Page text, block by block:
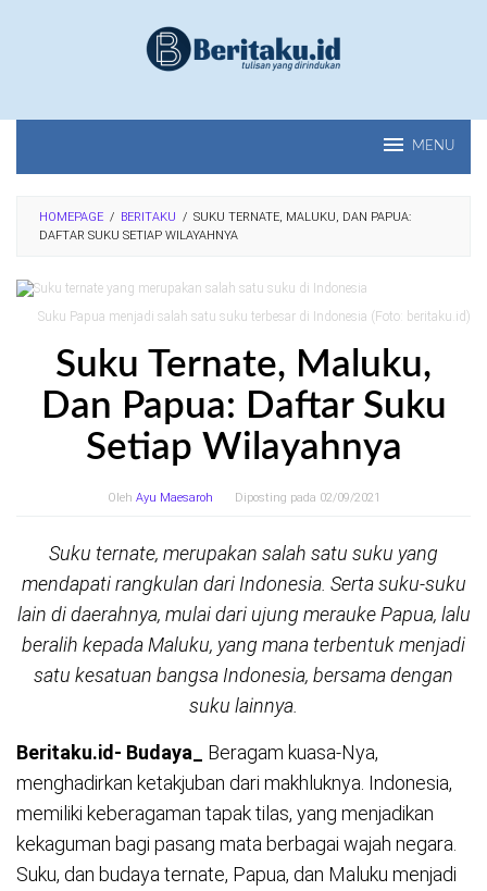
MENU
HOMEPAGE / BERITAKU / SUKU TERNATE, MALUKU, DAN PAPUA:
DAFTAR SUKU SETIAP WILAYAHNYA
Suku Papua menjadi salah satu suku terbesar di Indonesia (Foto: beritaku.id)
Suku Ternate, Maluku,
Dan Papua: Daftar Suku
Setiap Wilayahnya
Oleh Ayu Maesaroh Diposting pada 02/09/2021
Suku ternate, merupakan salah satu suku yang
mendapati rangkulan dari Indonesia. Serta suku-suku
lain di daerahnya, mulai dari ujung merauke Papua, lalu
beralih kepada Maluku, yang mana terbentuk menjadi
satu kesatuan bangsa Indonesia, bersama dengan
suku lainnya.
Beritaku.id- Budaya_
Beragam kuasa-Nya,
menghadirkan ketakjuban dari makhluknya. Indonesia,
memiliki keberagaman tapak tilas, yang menjadikan
kekaguman bagi pasang mata berbagai wajah negara.
Suku, dan budaya ternate, Papua, dan Maluku menjadi